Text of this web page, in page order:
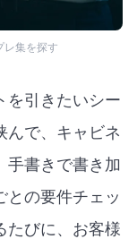
レ集を探す
を引きたいシー
んで、キャビネ
手書きで書き加
との要件チェッ
たびに、お客様